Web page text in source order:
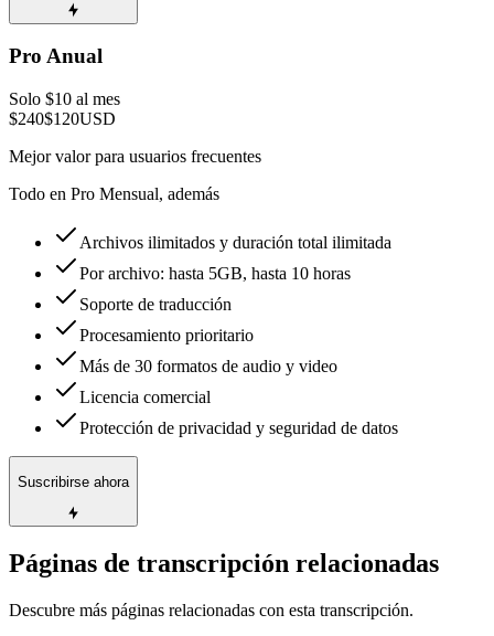
Pro Anual
Solo $10 al mes
$240$120USD
Mejor valor para usuarios frecuentes
Todo en Pro Mensual, además
Archivos ilimitados y duración total ilimitada
Por archivo: hasta 5GB, hasta 10 horas
Soporte de traducción
Procesamiento prioritario
Más de 30 formatos de audio y video
Licencia comercial
Protección de privacidad y seguridad de datos
Suscribirse ahora
Páginas de transcripción relacionadas
Descubre más páginas relacionadas con esta transcripción.